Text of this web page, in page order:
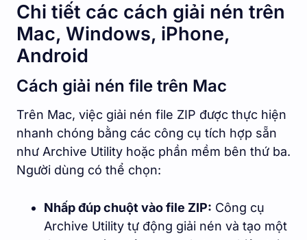
Chi tiết các cách giải nén trên
Mac, Windows, iPhone,
Android
Cách giải nén file trên Mac
Trên Mac, việc giải nén file ZIP được thực hiện
nhanh chóng bằng các công cụ tích hợp sẵn
như Archive Utility hoặc phần mềm bên thứ ba.
Người dùng có thể chọn:
Nhấp đúp chuột vào file ZIP: Công cụ
Archive Utility tự động giải nén và tạo một